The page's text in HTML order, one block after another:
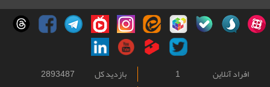
افراد آنلاین 1 بازدید کل
2893487